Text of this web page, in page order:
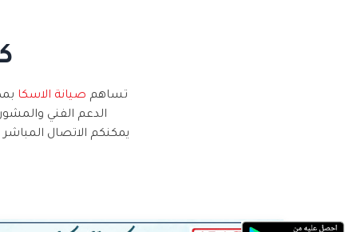
تساهم صيانة الاسكا
الدعم الفني
يمكنكم الاتصال